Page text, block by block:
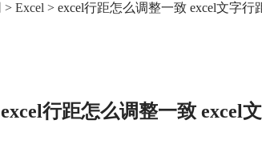
> Excel > excel行距怎么调整一致 excel文字行
excel行距怎么调整一致 excel